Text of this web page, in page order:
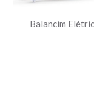
Balancim